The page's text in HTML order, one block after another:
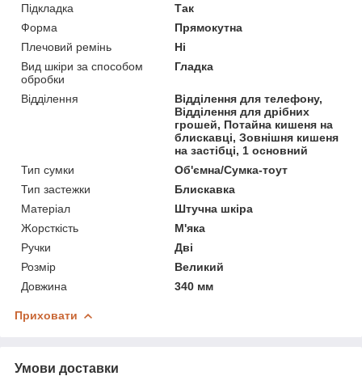
Підкладка
Так
Форма
Прямокутна
Плечовий ремінь
Ні
Вид шкіри за способом
обробки
Гладка
Відділення
Відділення для телефону,
Відділення для дрібних
грошей, Потайна кишеня на
блискавці, Зовнішня кишеня
на застібці, 1 основний
Тип сумки
Об'ємна/Сумка-тоут
Тип застежки
Блискавка
Матеріал
Штучна шкіра
Жорсткість
М'яка
Ручки
Дві
Розмір
Великий
Довжина
340 мм
Приховати
Умови доставки